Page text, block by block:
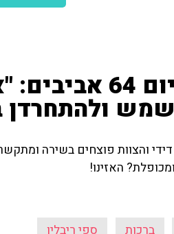
ספי ריבלין חוגג
ולהתחרדן
והצוות פוצחים בשירה
האזינו!
ברכות ספי ריבלין